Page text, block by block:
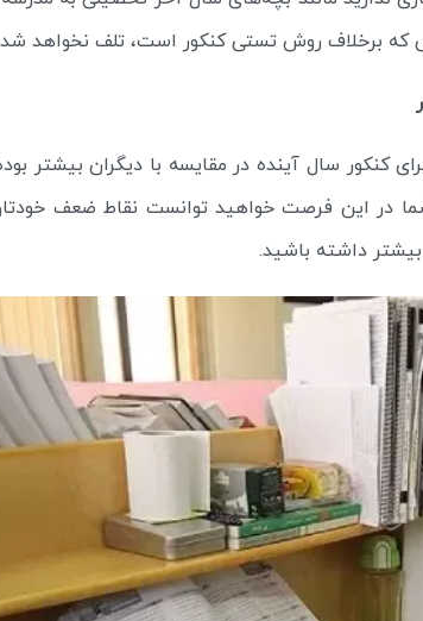
که برخلاف روش تستی کنکور است، تلف نخواهد
کنکور سال آینده در مقایسه با دیگران بیشتر
در این فرصت خواهید توانست نقاط ضعف
داشته باشید.